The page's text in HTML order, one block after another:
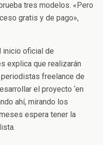
tres modelos. «Pero
gratis y de pago»,
inicio oficial de
explica que realizarán
freelance de
el proyecto ‘en
ahí, mirando los
espera tener la